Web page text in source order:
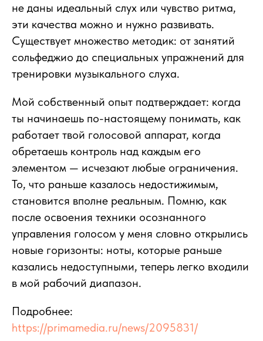
не даны идеальный слух или чувство ритма,
эти качества можно и нужно развивать.
Существует множество методик: от занятий
сольфеджио до специальных упражнений для
тренировки музыкального слуха.
Мой собственный опыт подтверждает: когда
ты начинаешь по-настоящему понимать, как
работает твой голосовой аппарат, когда
обретаешь контроль над каждым его
элементом — исчезают любые ограничения.
То, что раньше казалось недостижимым,
становится вполне реальным. Помню, как
после освоения техники осознанного
управления голосом у меня словно открылись
новые горизонты: ноты, которые раньше
казались недоступными, теперь легко входили
в мой рабочий диапазон.
Подробнее:
https://primamedia.ru/news/2095831/